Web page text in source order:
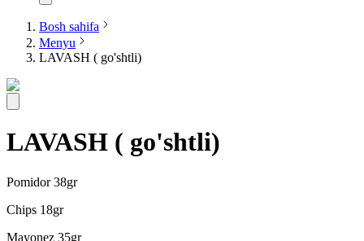
Bosh sahifa
Menyu
LAVASH ( go'shtli)
LAVASH ( go'shtli)
Pomidor 38gr
Chips 18gr
Mayonez 35gr